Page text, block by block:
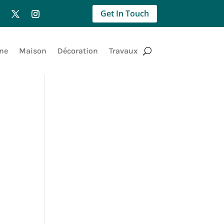
Get In Touch
Maison Décoration Travaux